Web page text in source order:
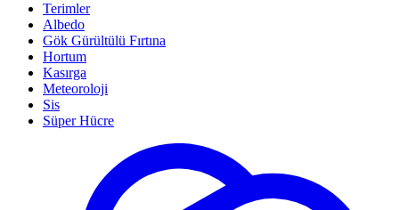
Terimler
Albedo
Gök Gürültülü Fırtına
Hortum
Kasırga
Meteoroloji
Sis
Süper Hücre